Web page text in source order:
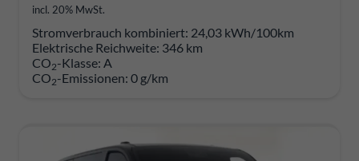
incl. 20% MwSt.
Stromverbrauch kombiniert: 24,03 kWh/100km
Elektrische Reichweite: 346 km
CO2-Klasse: A
CO2-Emissionen: 0 g/km